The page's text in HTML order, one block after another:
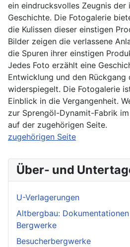
ein eindrucksvolles Zeugnis der
Geschichte. Die Fotogalerie
die Kulissen dieser einstigen
Bilder zeigen die verlassene
die Spuren ihrer einstigen
Jedes Foto erzählt eine
Entwicklung und den Rückgang
widerspiegelt. Die Fotogalerie
Einblick in die Vergangenheit.
zur Sprengöl-Dynamit-Fabrik
auf der zugehörigen Seite.
zugehörigen Seite
Über- und
U-Verlagerungen
Altbergbau:
Bergwerke
Besucherbergwerke